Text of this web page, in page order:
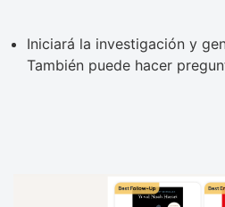
Iniciará la investigación y
También puede hacer